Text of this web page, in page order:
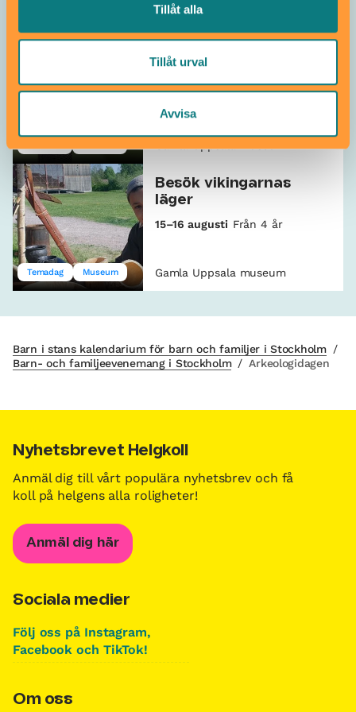
Tillåt alla
Tillåt urval
Avvisa
Gamla Uppsala museum
Frejs hall –
Alla åldrar
Gamla Uppsala museum
Temadag Museum
Besök vikingarnas
läger
15–16 augusti Från 4 år
Gamla Uppsala museum
Barn i stans kalendarium för barn och familjer i Stockholm /
Barn- och familjeevenemang i Stockholm / Arkeologidagen
Nyhetsbrevet Helgkoll
Anmäl dig till vårt populära nyhetsbrev och få
koll på helgens alla roligheter!
Anmäl dig här
Sociala medier
Följ oss på Instagram,
Facebook och TikTok!
Om oss